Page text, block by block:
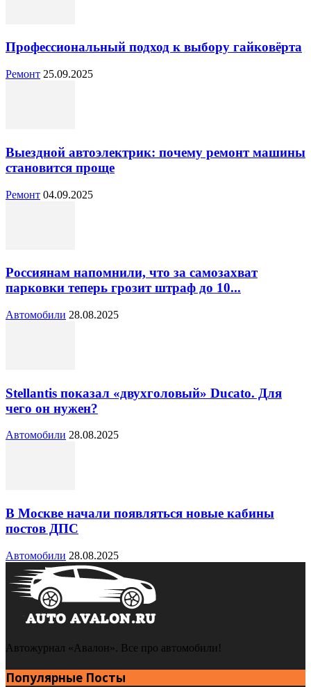
Профессиональный подход к выбору гайковёрта
Ремонт 25.09.2025
Выездной автоэлектрик: почему ремонт машины
становится проще
Ремонт 04.09.2025
Россиянам напомнили, что за самозахват
парковки теперь грозит штраф до 10...
Автомобили 28.08.2025
Stellantis показал «двухголовый» Ducato. Для
чего он нужен?
Автомобили 28.08.2025
В Москве начали появляться новые кабины
постов ДПС
Автомобили 28.08.2025
Автожурнал «Авалон». Все про автомобили!
Популярные Посты